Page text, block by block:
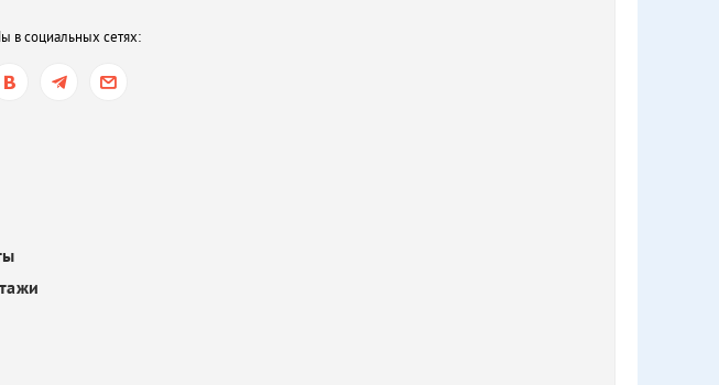
в социальных сетях: